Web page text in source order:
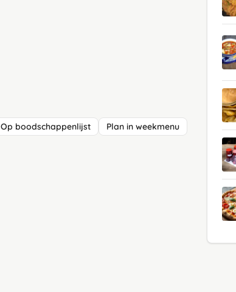
Op boodschappenlijst Plan in weekmenu